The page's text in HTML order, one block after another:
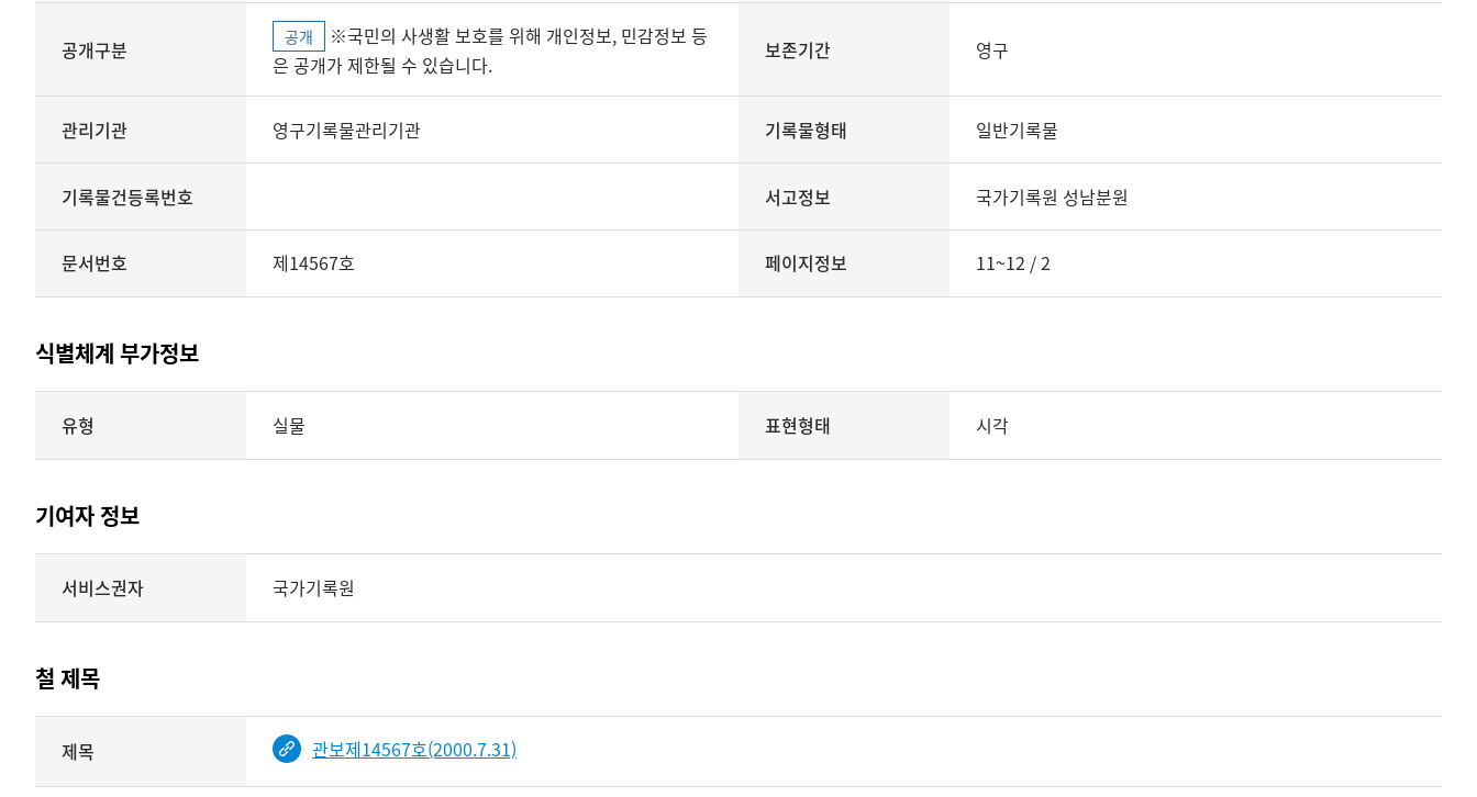
공개구분 공개
은 공개가 제한될 수 있습니다.
보존기간 영구
관리기관 영구기록물관리기관 기록물형태 일반기록물
기록물건등록번호 서고정보 국가기록원 성남분원
문서번호 제14567호 페이지정보 11~12 / 2
식별체계 부가정보
부가정보의
유형
표현형태
제공
유형 실물 표현형태 시각
기여자 정보
기여자
정보를
테이블
기여자
서비스권자 국가기록원
철 제목
기록물
건의
제목 관보제14567호(2000.7.31)